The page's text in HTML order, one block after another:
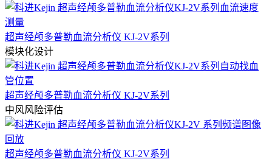
超声经颅多普勒血流分析仪 KJ-2V系列
模块化设计
超声经颅多普勒血流分析仪 KJ-2V系列
中风风险评估
超声经颅多普勒血流分析仪 KJ-2V系列